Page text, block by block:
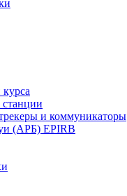
и коммуникаторы
(АРБ) EPIRB